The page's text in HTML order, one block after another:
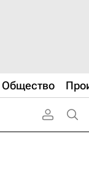
Общество